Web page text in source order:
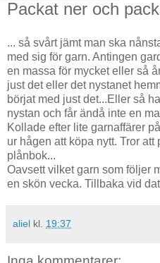
Packat ner och
... så svårt jämt man ska
med sig för garn. Antingen
en massa för mycket eller så
just det eller det nystanet
börjat med just det...Eller så
nystan och får ändå inte en
Kollade efter lite garnaffärer
ur hågen att köpa nytt. Tror
plånbok...
Oavsett vilket garn som följer
en skön vecka. Tillbaka vid
aliel kl. 19:37